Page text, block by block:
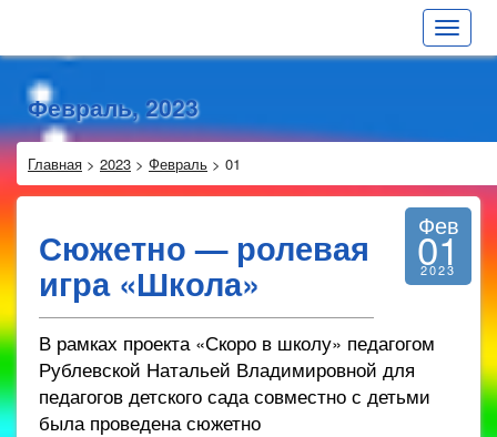
Toggle
Февраль, 2023
Главная > 2023 > Февраль > 01
Сюжетно — ролевая
игра «Школа»
Фев
01
2023
В рамках проекта «Скоро в школу» педагогом
Рублевской Натальей Владимировной для
педагогов детского сада совместно с детьми
была проведена сюжетно